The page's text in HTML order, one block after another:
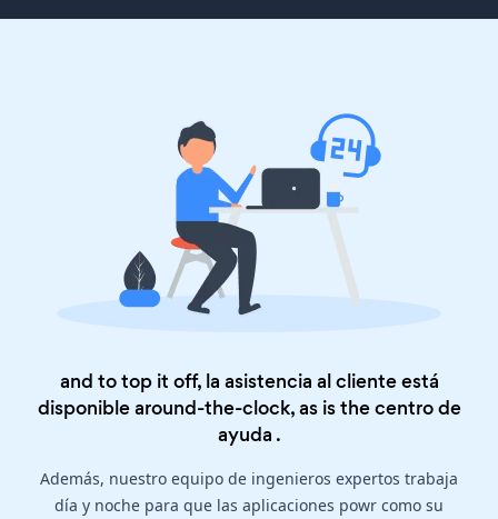
and to top it off, la asistencia al cliente está
disponible around-the-clock, as is thecentro de
ayuda .
Además, nuestro equipo de ingenieros expertos trabaja
día y noche para que las aplicaciones powr como su